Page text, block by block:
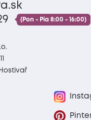
(Pon - Pia 8:00 - 16:00)
Hostivař